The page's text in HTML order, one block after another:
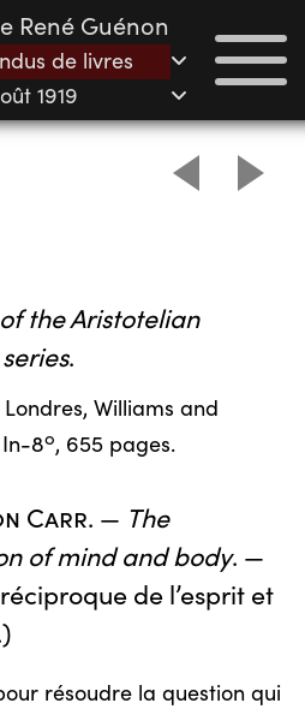
René Guénon
de livres
1919
the Aristotelian
.
Londres, Williams and
In-8o, 655 pages.
Carr. — The
of mind and body. —
de l’esprit et
résoudre la question qui